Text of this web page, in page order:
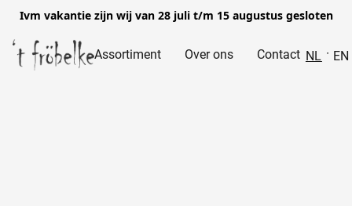
Ivm vakantie zijn wij van 28 juli t/m 15 augustus gesloten
Assortiment Over ons Contact NL EN